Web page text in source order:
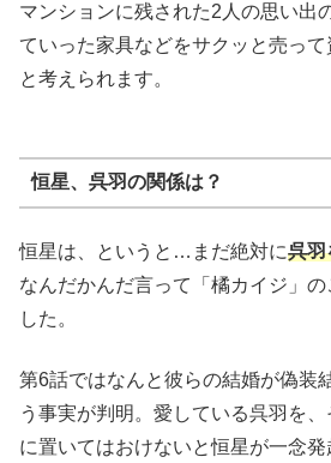
マンションに残された2人の思い出
ていった家具などをサクッと売っ
と考えられます。
恒星、呉羽の関係は？
恒星は、というと…まだ絶対に呉羽
なんだかんだ言って「橘カイジ」
した。
第6話ではなんと彼らの結婚が偽装
う事実が判明。愛している呉羽を
に置いてはおけないと恒星が一念